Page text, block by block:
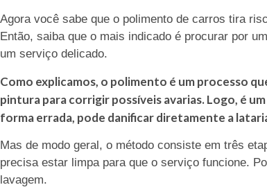
Agora você sabe que o polimento de carros tira
Então, saiba que o mais indicado é procurar por
um serviço delicado.
Como explicamos, o polimento é um processo
pintura para corrigir possíveis avarias. Logo, é
forma errada, pode danificar diretamente a
Mas de modo geral, o método consiste em três
precisa estar limpa para que o serviço funcione.
lavagem.